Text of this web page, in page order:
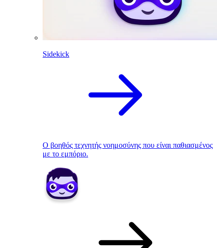
Sidekick
Ο βοηθός τεχνητής νοημοσύνης που είναι παθιασμένος
με το εμπόριο.